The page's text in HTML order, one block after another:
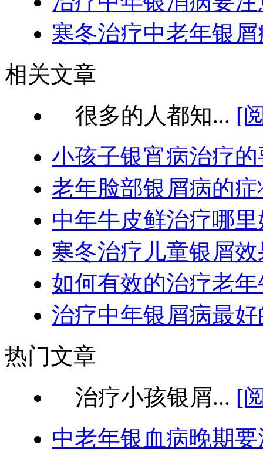
寒冬治疗中老年银
相关文章
很多的人都知... [
小孩子银宵病治疗
老年脸部银屑病的症
中年牛皮鲜治疗哪里
寒冬治疗儿童银屑
如何有效的治疗老
治疗中年银屑病最
热门文章
治疗小孩银屑... [
中老年银血病晚期